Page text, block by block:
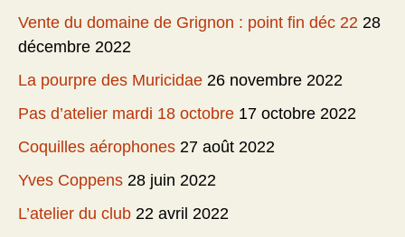
Vente du domaine de Grignon : point fin déc 22 28
décembre 2022
La pourpre des Muricidae 26 novembre 2022
Pas d’atelier mardi 18 octobre 17 octobre 2022
Coquilles aérophones 27 août 2022
Yves Coppens 28 juin 2022
L’atelier du club 22 avril 2022